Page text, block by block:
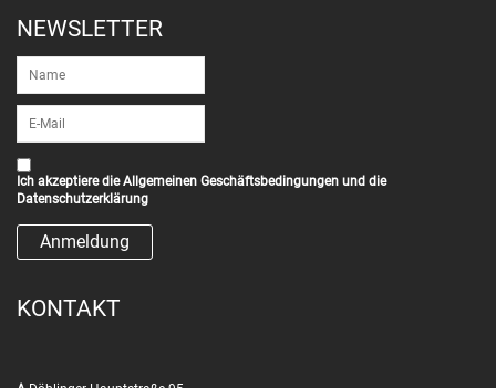
NEWSLETTER
Ich akzeptiere dieAllgemeinen Geschäftsbedingungen und die
Datenschutzerklärung
KONTAKT